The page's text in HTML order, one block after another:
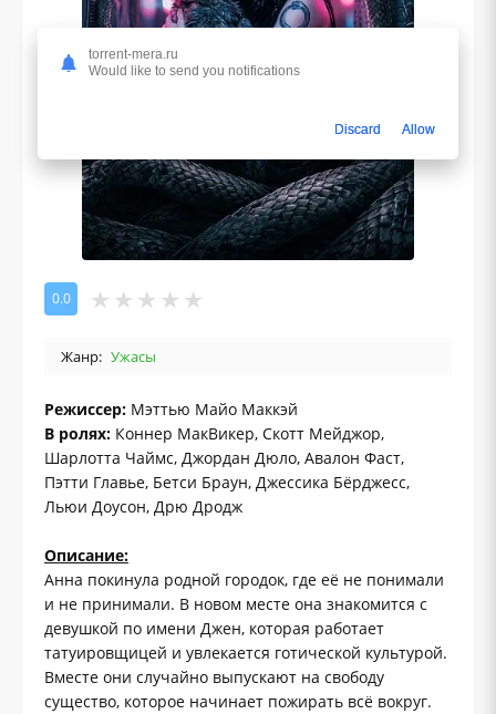
0.0
Жанр: Ужасы
Режиссер: Мэттью Майо Маккэй
В ролях: Коннер МакВикер, Скотт Мейджор,
Шарлотта Чаймс, Джордан Дюло, Авалон Фаст,
Пэтти Главье, Бетси Браун, Джессика Бёрджесс,
Льюи Доусон, Дрю Дродж
Описание:
Анна покинула родной городок, где её не понимали
и не принимали. В новом месте она знакомится с
девушкой по имени Джен, которая работает
татуировщицей и увлекается готической культурой.
Вместе они случайно выпускают на свободу
существо, которое начинает пожирать всё вокруг.
torrent-mera.ru
Would like to send you notifications
Discard Allow